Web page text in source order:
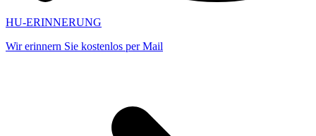
HU-ERINNERUNG
Wir erinnern Sie kostenlos per Mail